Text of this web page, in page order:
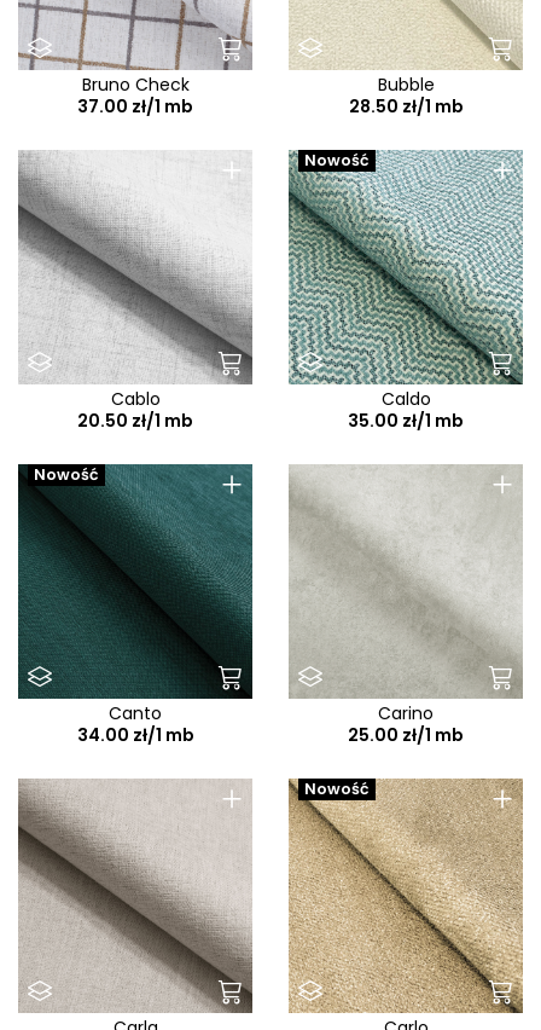
Bruno Check
37.00 zł/1 mb
Bubble
28.50 zł/1 mb
+
Cablo
20.50 zł/1 mb
+
Nowość
Caldo
35.00 zł/1 mb
+
Nowość
Canto
34.00 zł/1 mb
+
Carino
25.00 zł/1 mb
+ +
Nowość